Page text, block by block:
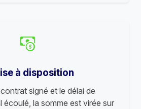
à disposition
signé et le délai de
écoulé, la somme est virée sur